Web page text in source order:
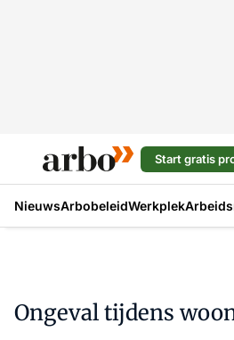
Start gratis
NieuwsArbobeleidWerkplek
Ongeval tijdens